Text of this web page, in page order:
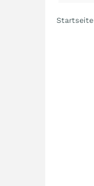
Startseite